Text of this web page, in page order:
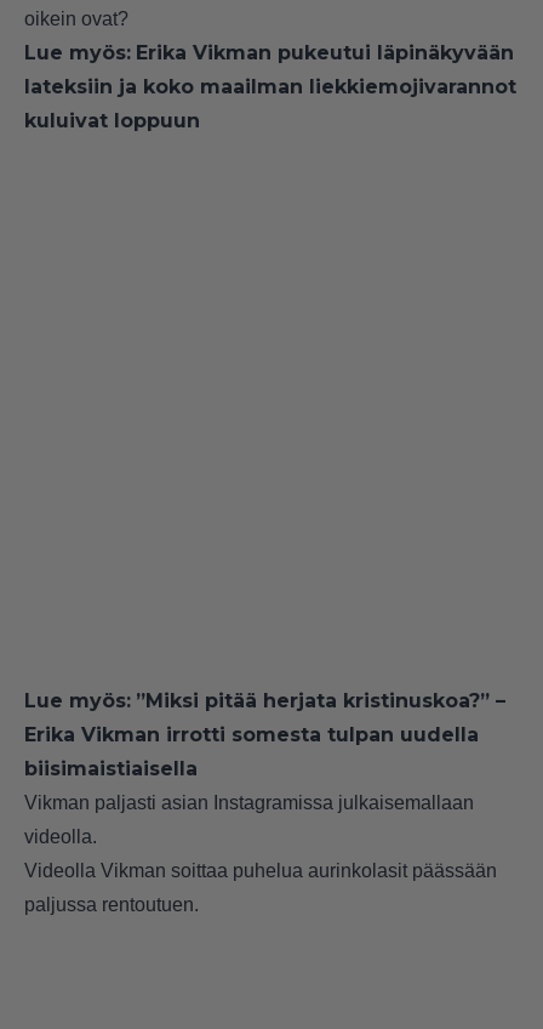
oikein ovat?
Lue myös: Erika Vikman pukeutui läpinäkyvään
lateksiin ja koko maailman liekkiemojivarannot
kuluivat loppuun
Lue myös: ”Miksi pitää herjata kristinuskoa?” –
Erika Vikman irrotti somesta tulpan uudella
biisimaistiaisella
Vikman paljasti asian Instagramissa julkaisemallaan
videolla.
Videolla Vikman soittaa puhelua aurinkolasit päässään
paljussa rentoutuen.